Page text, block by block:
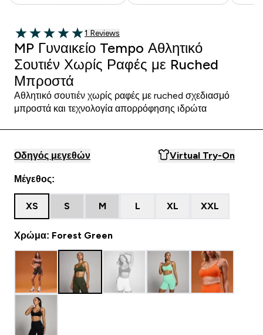
5 out of 5 stars
1 customer reviews
1 Reviews
MP Γυναικείο Tempo Αθλητικό
Σουτιέν Χωρίς Ραφές με Ruched
Μπροστά
Αθλητικό σουτιέν χωρίς ραφές με ruched σχεδιασμό
μπροστά και τεχνολογία απορρόφησης ιδρώτα
Οδηγός μεγεθών Virtual Try-On
Μέγεθος:
XS S M L XL XXL
Χρώμα: Forest Green